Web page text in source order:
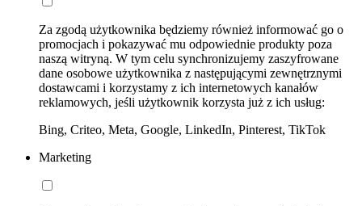
Za zgodą użytkownika będziemy również informować go o
promocjach i pokazywać mu odpowiednie produkty poza
naszą witryną. W tym celu synchronizujemy zaszyfrowane
dane osobowe użytkownika z następującymi zewnętrznymi
dostawcami i korzystamy z ich internetowych kanałów
reklamowych, jeśli użytkownik korzysta już z ich usług:
Bing, Criteo, Meta, Google, LinkedIn, Pinterest, TikTok
Marketing